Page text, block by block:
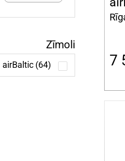
Zīmoli
airBaltic (64) 7